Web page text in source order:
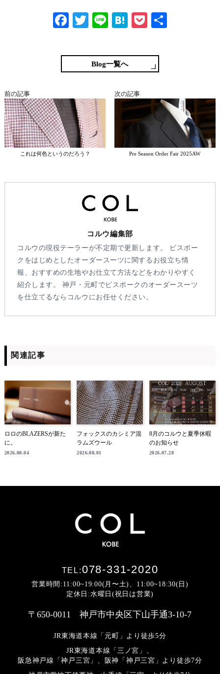
Fa
bo
ok
T
tte
r
Li
H
en
a
P
ke
t
Blog一覧へ
前の記事
これは何色というのだろう？
次の記事
Pre Season Order Fair 2025AW
コルウ編集部
コルウの現役テーラーが不定期で更新します。 ビスポー
クをはじめとしたオーダースーツに関するお役立ち情
報、おすすめの生地やお仕立て方法などをわかりやすく
紹介します。 神戸・元町でビスポークのオーダースーツ
を仕立てるならコルウにお任せください。
関連記事
ロロのBLAZERSが新た
に。
2026.08.04
フォックスのカシミア混
ラムズウール
2026.08.01
8月のコルウと夏季休暇
のお知らせ
2026.07.28
TEL:078-331-2020
営業時間:11:00~19:00(月〜土)、11:00~18:30(日)
定休日:水曜日(祝日は営業)
〒650-0011 神戸市中央区下山手通3-10-7
JR東海道本線「元町」より徒歩5分
JR東海道本線「三ノ宮」、
阪急神戸線「神戸三宮」、阪神「神戸三宮」より 徒歩7分